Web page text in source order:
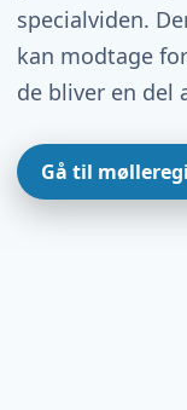
specialviden.
kan modtage
de bliver en del
Gå til